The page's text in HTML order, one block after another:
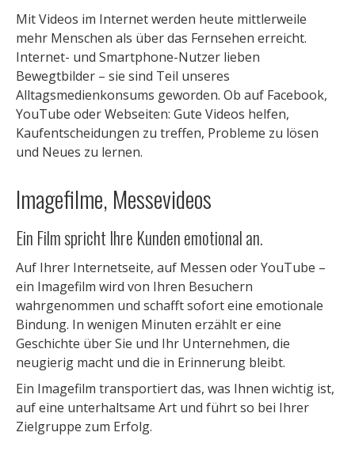
Mit Videos im Internet werden heute mittlerweile
mehr Menschen als über das Fernsehen erreicht.
Internet- und Smartphone-Nutzer lieben
Bewegtbilder – sie sind Teil unseres
Alltagsmedienkonsums geworden. Ob auf Facebook,
YouTube oder Webseiten: Gute Videos helfen,
Kaufentscheidungen zu treffen, Probleme zu lösen
und Neues zu lernen.
Imagefilme, Messevideos
Ein Film spricht Ihre Kunden emotional an.
Auf Ihrer Internetseite, auf Messen oder YouTube –
ein Imagefilm wird von Ihren Besuchern
wahrgenommen und schafft sofort eine emotionale
Bindung. In wenigen Minuten erzählt er eine
Geschichte über Sie und Ihr Unternehmen, die
neugierig macht und die in Erinnerung bleibt.
Ein Imagefilm transportiert das, was Ihnen wichtig ist,
auf eine unterhaltsame Art und führt so bei Ihrer
Zielgruppe zum Erfolg.